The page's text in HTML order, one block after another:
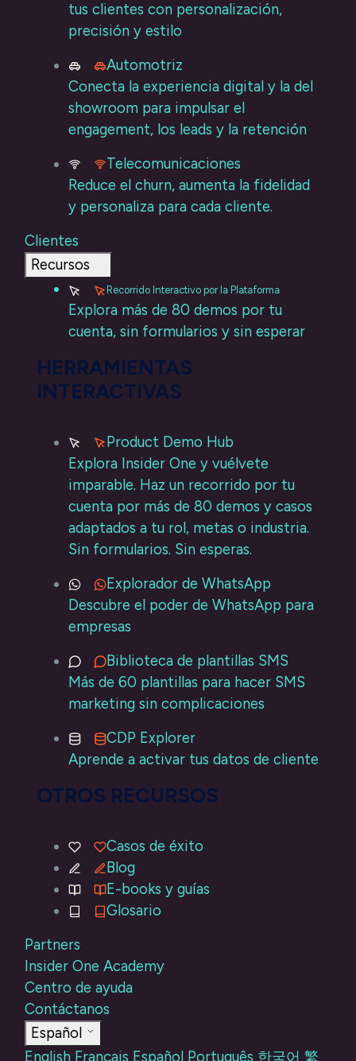
tus clientes con personalización,
precisión y estilo
Automotriz
Conecta la experiencia digital y la del
showroom para impulsar el
engagement, los leads y la retención
Telecomunicaciones
Reduce el churn, aumenta la fidelidad
y personaliza para cada cliente.
Clientes
Recursos
Recorrido Interactivo por la Plataforma
Explora más de 80 demos por tu
cuenta, sin formularios y sin esperar
HERRAMIENTAS
INTERACTIVAS
Product Demo Hub
Explora Insider One y vuélvete
imparable. Haz un recorrido por tu
cuenta por más de 80 demos y casos
adaptados a tu rol, metas o industria.
Sin formularios. Sin esperas.
Explorador de WhatsApp
Descubre el poder de WhatsApp para
empresas
Biblioteca de plantillas SMS
Más de 60 plantillas para hacer SMS
marketing sin complicaciones
CDP Explorer
Aprende a activar tus datos de cliente
OTROS RECURSOS
Casos de éxito
Blog
E-books y guías
Glosario
Partners
Insider One Academy
Centro de ayuda
Contáctanos
Español
English Français Español Português 한국어 繁